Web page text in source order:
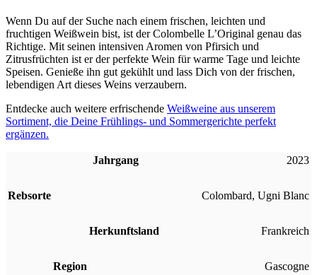
Wenn Du auf der Suche nach einem frischen, leichten und
fruchtigen Weißwein bist, ist der Colombelle L’Original genau das
Richtige. Mit seinen intensiven Aromen von Pfirsich und
Zitrusfrüchten ist er der perfekte Wein für warme Tage und leichte
Speisen. Genieße ihn gut gekühlt und lass Dich von der frischen,
lebendigen Art dieses Weins verzaubern.
Entdecke auch weitere erfrischende Weißweine aus unserem
Sortiment, die Deine Frühlings- und Sommergerichte perfekt
ergänzen.
Jahrgang 2023
Rebsorte Colombard, Ugni Blanc
Herkunftsland Frankreich
Region Gascogne